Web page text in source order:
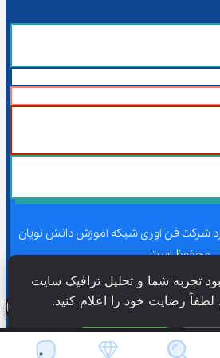
شرکت فن آوری شبکه آموزش دانش نویان
محفوظ است.
فن آوری شبکه آموزش دانش نویان
برای بهبود تجربه شما و تحلیل ترافیک سایت
پذیرش همه